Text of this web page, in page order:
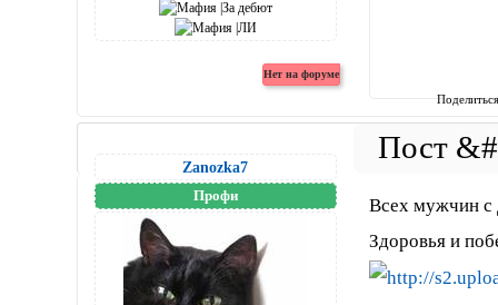
Zanozka7
Профи
Всех мужчин с
Здоровья и